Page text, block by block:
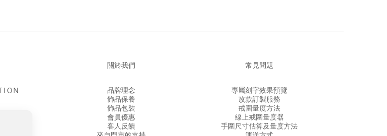
關於我們
品牌理念
飾品保養
飾品包裝
會員優惠
客人反饋
常見問題
專屬刻字效果預覽
改款訂製服務
戒圍量度方法
線上戒圍量度器
手圍尺寸估算及量度方法